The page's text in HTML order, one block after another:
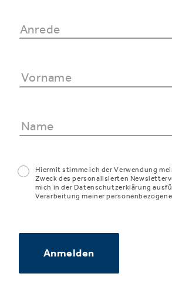
Hiermit stimme ich der Verwendung
Zweck des personalisierten
mich in der Datenschutzerklärung
Verarbeitung meiner
Anmelden